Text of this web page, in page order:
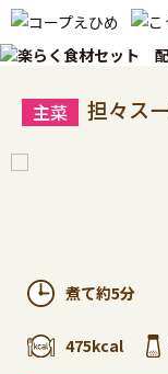
担々ス
煮て約5分
475kcal